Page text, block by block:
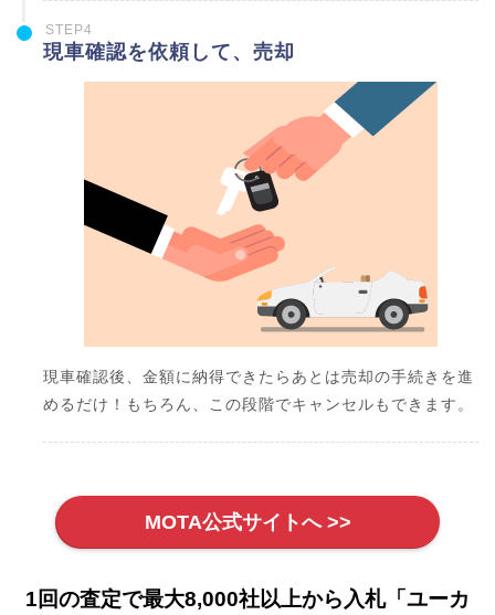
STEP4
現車確認を依頼して、売却
現車確認後、金額に納得できたらあとは売却の手続きを進
めるだけ！もちろん、この段階でキャンセルもできます。
MOTA公式サイトへ >>
1回の査定で最大8,000社以上から入札「ユーカ